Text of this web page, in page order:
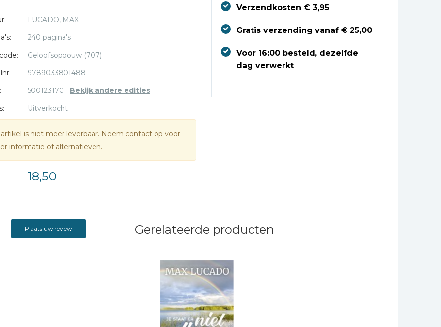
LUCADO, MAX
240 pagina's
Geloofsopbouw (707)
9789033801488
500123170 Bekijk andere edities
Uitverkocht
is niet meer leverbaar. Neem contact op voor
informatie of alternatieven.
18,50
Verzendkosten € 3,95
Gratis verzending vanaf € 25,00
Voor 16:00 besteld, dezelfde
dag verwerkt
Plaats uw review Gerelateerde producten